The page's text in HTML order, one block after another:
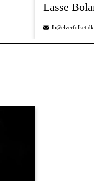
Lasse
lb@elverfolket.dk